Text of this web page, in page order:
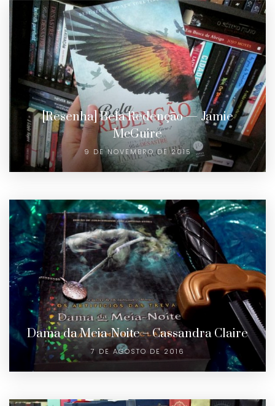
[Resenha] Bela Redenção — Jamie
McGuire
9 DE NOVEMBRO DE 2015
Dama da Meia-Noite – Cassandra Claire
7 DE AGOSTO DE 2016